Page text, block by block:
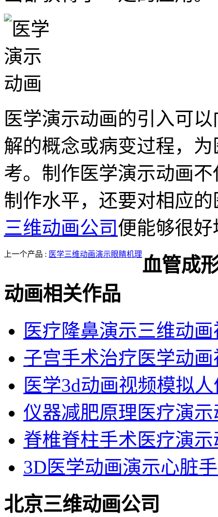
医学演示动画的引入可
解的概念或病变过程，
考。制作医学演示动画
制作水平，还要对相应
三维动画公司便能够很
上一个产品 : 医学三维动画演示眼睛机理
血管成
动画相关作品
医疗隆鼻演示三维动
子宫手术治疗医学动
医学3d动画视频模拟
仪器减肥原理医疗演示
脊椎脊柱手术医疗演示
3D医学动画演示心脏
北京三维动画公司